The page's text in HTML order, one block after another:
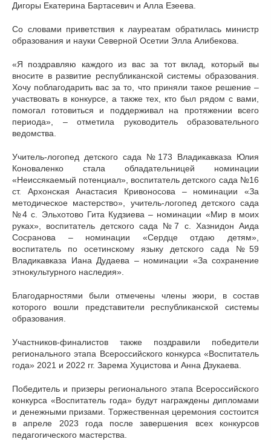
Дигоры Екатерина Бартасевич и Алла Езеева.
Со словами приветствия к лауреатам обратилась министр
образования и науки Северной Осетии Элла Алибекова.
«Я поздравляю каждого из вас за тот вклад, который вы
вносите в развитие республиканской системы образования.
Хочу поблагодарить вас за то, что приняли такое решение –
участвовать в конкурсе, а также тех, кто был рядом с вами,
помогал готовиться и поддерживал на протяжении всего
периода», – отметила руководитель образовательного
ведомства.
Учитель-логопед детского сада №173 Владикавказа Юлия
Коноваленко стала обладательницей номинации
«Неиссякаемый потенциал», воспитатель детского сада №16
ст. Архонская Анастасия Кривоносова – номинации «За
методическое мастерство», учитель-логопед детского сада
№4 с. Эльхотово Гита Кудзиева – номинации «Мир в моих
руках», воспитатель детского сада №7 с. Хазнидон Аида
Сосранова – номинации «Сердце отдаю детям»,
воспитатель по осетинскому языку детского сада №59
Владикавказа Иана Дудаева – номинации «За сохранение
этнокультурного наследия».
Благодарностями были отмечены члены жюри, в состав
которого вошли представители республиканской системы
образования.
Участников-финалистов также поздравили победители
регионального этапа Всероссийского конкурса «Воспитатель
года» 2021 и 2022 гг. Зарема Хуцистова и Анна Дзукаева.
Победитель и призеры регионального этапа Всероссийского
конкурса «Воспитатель года» будут награждены дипломами
и денежными призами. Торжественная церемония состоится
в апреле 2023 года после завершения всех конкурсов
педагогического мастерства.